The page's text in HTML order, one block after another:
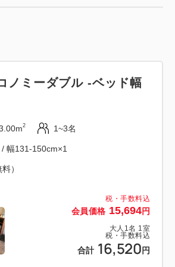
税・手数料込
会員価格 15,694円
大人 1名 1室
税・手数料込
合計 16,520 円
ノミーダブル -ベッド幅
2 1~3名
幅131-150cm×1
）